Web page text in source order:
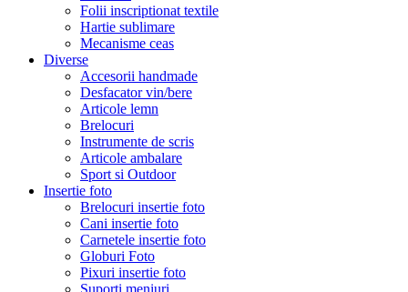
Folii inscriptionat textile
Hartie sublimare
Mecanisme ceas
Diverse
Accesorii handmade
Desfacator vin/bere
Articole lemn
Brelocuri
Instrumente de scris
Articole ambalare
Sport si Outdoor
Insertie foto
Brelocuri insertie foto
Cani insertie foto
Carnetele insertie foto
Globuri Foto
Pixuri insertie foto
Suporti meniuri